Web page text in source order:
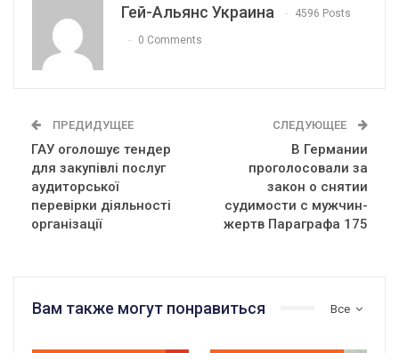
Гей-Альянс Украина 4596 Posts
0 Comments
ПРЕДИДУЩЕЕ
ГАУ оголошує тендер
для закупівлі послуг
аудиторської
перевірки діяльності
організації
СЛЕДУЮЩЕЕ
В Германии
проголосовали за
закон о снятии
судимости с мужчин-
жертв Параграфа 175
Все
Вам также могут понравиться